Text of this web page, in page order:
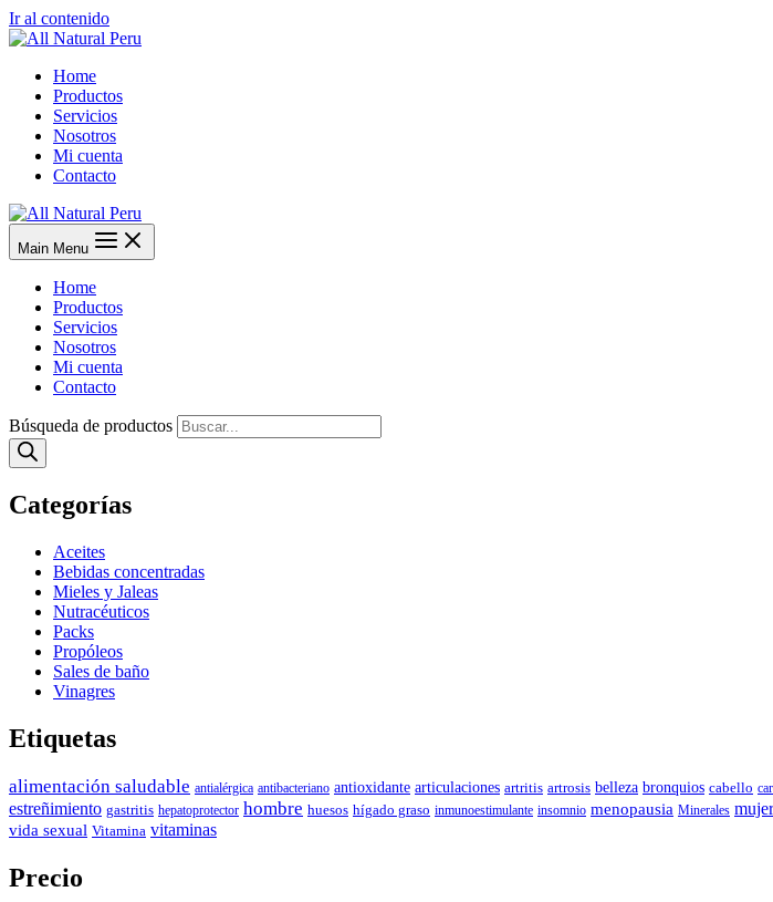
Ir al contenido
Home
Productos
Servicios
Nosotros
Mi cuenta
Contacto
Main Menu
Home
Productos
Servicios
Nosotros
Mi cuenta
Contacto
Búsqueda de productos
Categorías
Aceites
Bebidas concentradas
Mieles y Jaleas
Nutracéuticos
Packs
Propóleos
Sales de baño
Vinagres
Etiquetas
alimentación saludable antialérgica antibacteriano antioxidante articulaciones artritis artrosis belleza bronquios cabello
estreñimiento gastritis hepatoprotector hombre huesos hígado graso inmunoestimulante insomnio menopausia Minerales mujer
vida sexual Vitamina vitaminas
Precio